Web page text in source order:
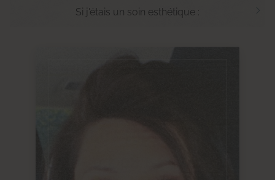
Si j'étais un soin esthétique :